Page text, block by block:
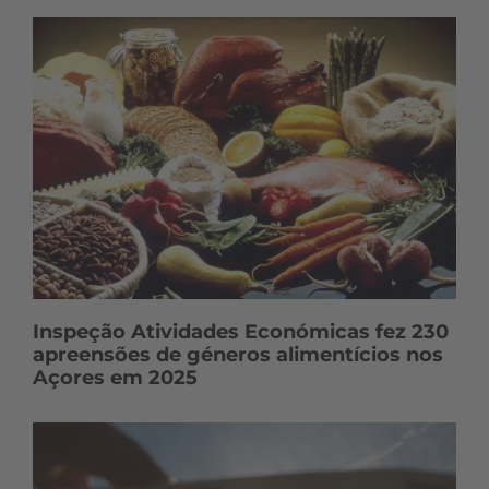
ú
d
o
Inspeção Atividades Económicas fez 230
apreensões de géneros alimentícios nos
Açores em 2025